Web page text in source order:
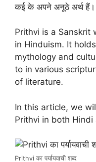
कई के अपने अनूठे अर्थ हैं।
Prithvi is a Sanskrit
in Hinduism. It
mythology and
to in various
of literature.
In this article, we
Prithvi in both Hindi
Prithvi का पर्यायवाची शब्द